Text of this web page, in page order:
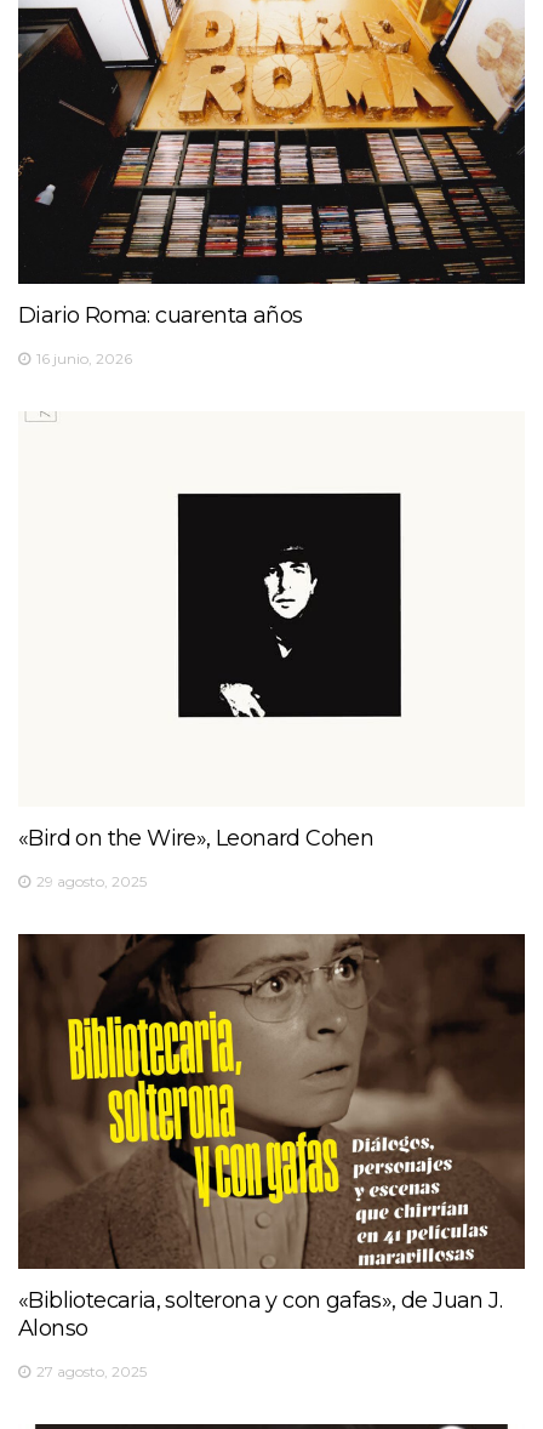
Diario Roma: cuarenta años
16 junio, 2026
«Bird on the Wire», Leonard Cohen
29 agosto, 2025
«Bibliotecaria, solterona y con gafas», de Juan J.
Alonso
27 agosto, 2025